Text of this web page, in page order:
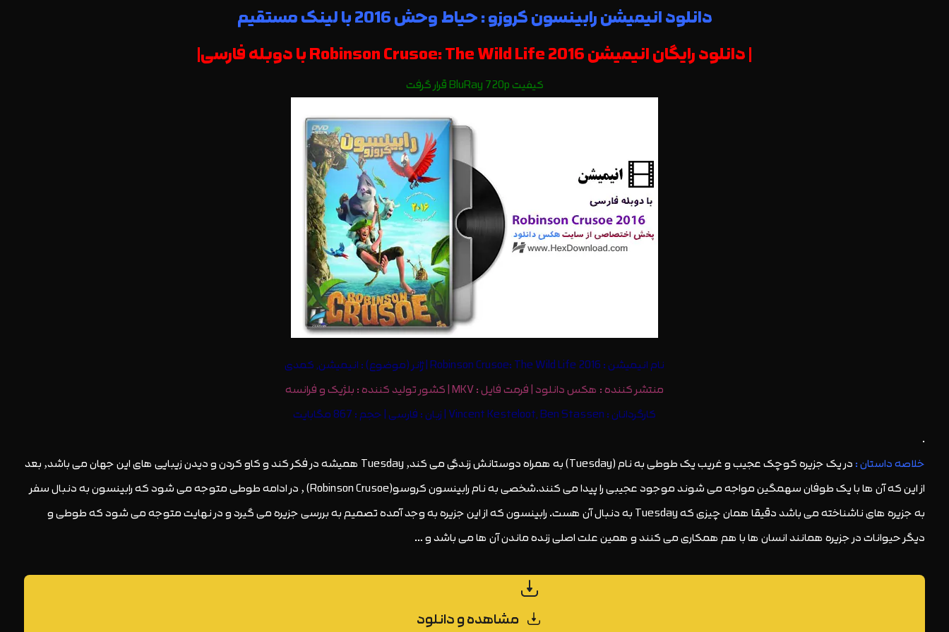
دانلود انیمیشن رابینسون کروزو : حیاط وحش 2016 با لینک مستقیم
| دانلود رایگان انیمیشن Robinson Crusoe: The Wild Life 2016 با دوبله فارسی|
کیفیت BluRay 720p قرار گرفت
نام انیمیشن : Robinson Crusoe: The Wild Life 2016 | ژانر (موضوع) : انیمیشن, کمدی
منتشر کننده : هکس دانلود | فرمت فایل : MKV | کشور تولید کننده : بلژیک و فرانسه
کارگردانان : Vincent Kesteloot, Ben Stassen | زبان : فارسی | حجم : 867 مگابایت
.
خلاصه داستان :
در یک جزیره کوچک عجیب و غریب یک طوطی به نام (Tuesday) به همراه دوستانش زندگی می کند٬ Tuesday همیشه در فکر کند و کاو کردن و دیدن زیبایی های این جهان می باشد٬ بعد
از این که آن ها با یک طوفان سهمگین مواجه می شوند موجود عجیبی را پیدا می کنند.شخصی به نام رابینسون کروسو(Robinson Crusoe) ٬ در ادامه طوطی متوجه می شود که رابینسون به دنبال سفر
به جزیره های ناشناخته می باشد دقیقا همان چیزی که Tuesday به دنبال آن هست. رابینسون که از این جزیره به وجد آمده تصمیم به بررسی جزیره می گیرد و در نهایت متوجه می شود که طوطی و
دیگر حیوانات در جزیره همانند انسان ها با هم همکاری می کنند و همین علت اصلی زنده ماندن آن ها می باشد و …
مشاهده و دانلود